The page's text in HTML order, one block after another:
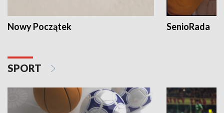
Nowy Początek SenioRada
SPORT